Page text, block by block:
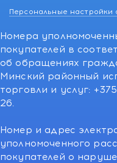
Персональные
Номера
покупателей в
об обращениях
Минский районный
торговли и услуг:
26.
Номер и адрес
уполномоченного
покупателей о